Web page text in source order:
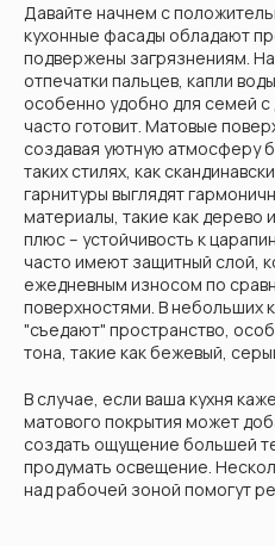
Давайте начнем с
кухонные фасады обладают
подвержены загрязнениям.
отпечатки пальцев, капли
особенно удобно для семей с
часто готовит. Матовые
создавая уютную атмосферу
таких стилях, как
гарнитуры выглядят
материалы, такие как дерево
плюс – устойчивость к
часто имеют защитный слой,
ежедневным износом по
поверхностями. В небольших
"съедают" пространство,
тона, такие как бежевый,
В случае, если ваша кухня
матового покрытия может
создать ощущение большей
продумать освещение.
над рабочей зоной помогут